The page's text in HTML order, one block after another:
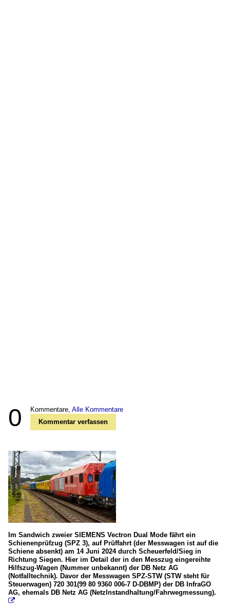
0 Kommentare, Alle Kommentare
Kommentar verfassen
Im Sandwich zweier SIEMENS Vectron Dual Mode fährt ein
Schienenprüfzug (SPZ 3), auf Prüffahrt (der Messwagen ist auf die
Schiene absenkt) am 14 Juni 2024 durch Scheuerfeld/Sieg in
Richtung Siegen. Hier im Detail der in den Messzug eingereihte
Hilfszug-Wagen (Nummer unbekannt) der DB Netz AG
(Notfalltechnik). Davor der Messwagen SPZ-STW (STW steht für
Steuerwagen) 720 301(99 80 9360 006-7 D-DBMP) der DB InfraGO
AG, ehemals DB Netz AG (NetzInstandhaltung/Fahrwegmessung).
